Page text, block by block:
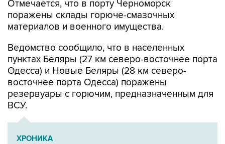
Отмечается, что в порту Черноморск
поражены склады горюче-смазочных
материалов и военного имущества.
Ведомство сообщило, что в населенных
пунктах Беляры (27 км северо-восточнее порта
Одесса) и Новые Беляры (28 км северо-
восточнее порта Одесса) поражены
резервуары с горючим, предназначенным для
ВСУ.
ХРОНИКА